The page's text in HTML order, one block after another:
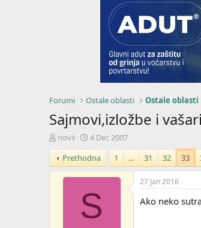
Forumi Ostale oblasti Ostale oblasti
Sajmovi,izložbe i
Z
a
č
e
novii
D
a
t
u
m
p
o
4 Dec 2007
Prethodna
1 ... 31 32 33
S
27 Jan 2016
Ako neko